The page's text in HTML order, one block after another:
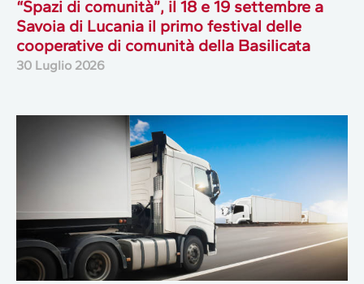
“Spazi di comunità”, il 18 e 19 settembre a
Savoia di Lucania il primo festival delle
cooperative di comunità della Basilicata
30 Luglio 2026